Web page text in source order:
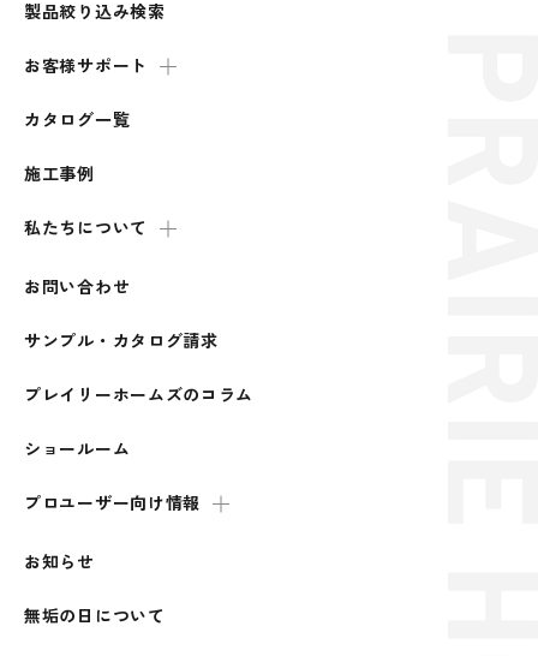
製品絞り込み検索
お客様サポート
カタログ一覧
施工事例
私たちについて
お問い合わせ
サンプル・カタログ請求
プレイリーホームズのコラム
ショールーム
プロユーザー向け情報
お知らせ
無垢の日について